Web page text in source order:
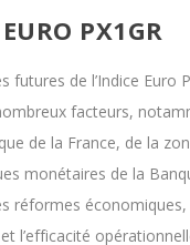
PX1GR
futures de l’Indice Euro
facteurs,
de la France, de la
monétaires de la
réformes économiques,
l’efficacité